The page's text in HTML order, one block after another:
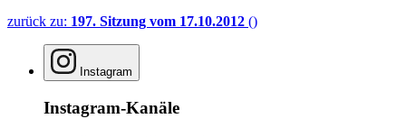
zurück zu: 197. Sitzung vom 17.10.2012 ()
Instagram
Instagram-Kanäle